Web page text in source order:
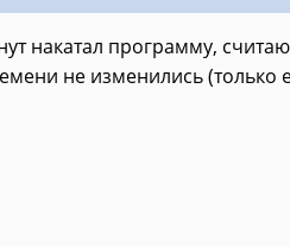
накатал программу,
не изменились